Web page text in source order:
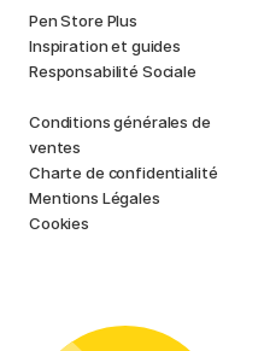
Pen Store Plus
Inspiration et guides
Responsabilité Sociale
Conditions générales de
ventes
Charte de confidentialité
Mentions Légales
Cookies